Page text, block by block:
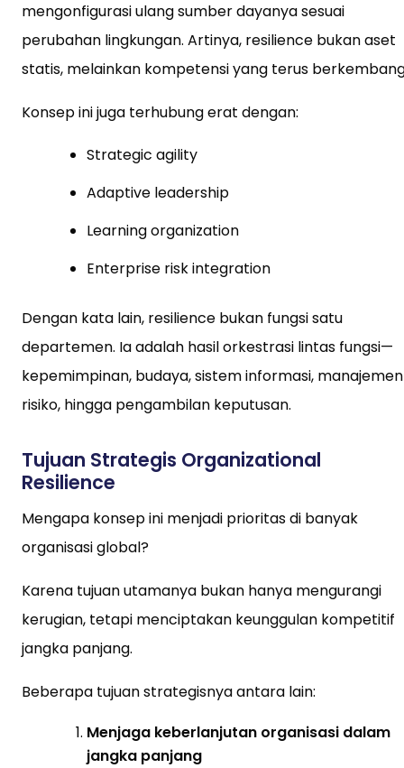
mengonfigurasi ulang sumber dayanya sesuai
perubahan lingkungan. Artinya, resilience bukan aset
statis, melainkan kompetensi yang terus
Konsep ini juga terhubung erat dengan:
Strategic agility
Adaptive leadership
Learning organization
Enterprise risk integration
Dengan kata lain, resilience bukan fungsi satu
departemen. Ia adalah hasil orkestrasi lintas fungsi—
kepemimpinan, budaya, sistem informasi, manajemen
risiko, hingga pengambilan keputusan.
Tujuan Strategis Organizational
Resilience
Mengapa konsep ini menjadi prioritas di banyak
organisasi global?
Karena tujuan utamanya bukan hanya mengurangi
kerugian, tetapi menciptakan keunggulan kompetitif
jangka panjang.
Beberapa tujuan strategisnya antara lain:
Menjaga keberlanjutan organisasi dalam
jangka panjang